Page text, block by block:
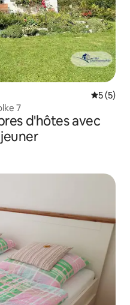
5 (5)
7
d'hôtes avec